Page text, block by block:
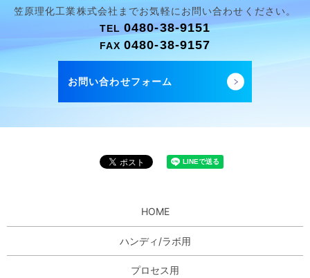
笠原理化工業株式会社までお気軽にお問い合わせください。
TEL0480-38-9151
FAX0480-38-9157
お問い合わせフォーム
HOME
ハンディ/ラボ用
プロセス用